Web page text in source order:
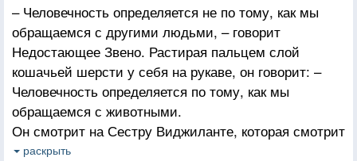
– Человечность определяется не по тому, как мы
обращаемся с другими людьми, – говорит
Недостающее Звено. Растирая пальцем слой
кошачьей шерсти у себя на рукаве, он говорит: –
Человечность определяется по тому, как мы
обращаемся с животными.
Он смотрит на Сестру Виджиланте, которая смотрит
на часы у себя на руке.
раскрыть